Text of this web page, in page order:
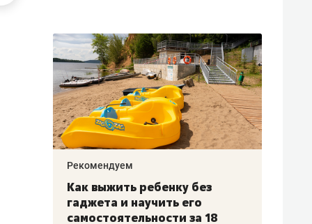
–
Рекомендуем
Как выжить ребенку без
гаджета и научить его
самостоятельности за 18